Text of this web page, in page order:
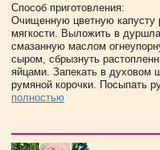
Способ приготовления:
Очищенную цветную капусту
мягкости. Выложить в
смазанную маслом
сыром, сбрызнуть
яйцами. Запекать в духовом
румяной корочки. Посыпать
полностью